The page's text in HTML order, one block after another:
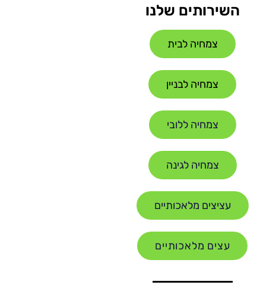
השירותים שלנו
צמחיה לבית
צמחיה לבניין
צמחיה ללובי
צמחיה לגינה
עציצים מלאכותיים
עצים מלאכותיים